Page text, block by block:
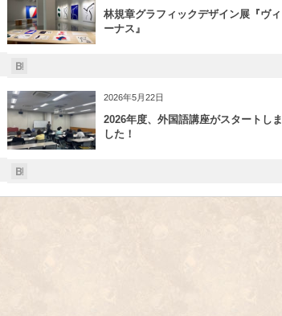
林規章グラフィックデザイン展『ヴィ
ーナス』
2026年5月22日
2026年度、外国語講座がスタートしま
した！